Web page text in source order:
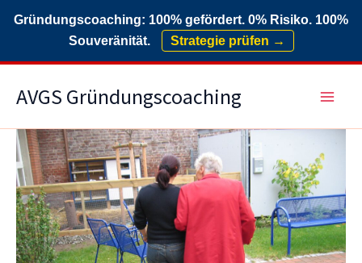
Gründungscoaching: 100% gefördert. 0% Risiko. 100%
Souveränität.
Strategie prüfen →
InhaltAVGS Gründungscoaching